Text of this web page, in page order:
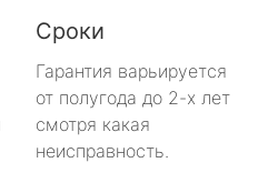
Сроки
Гарантия варьируется
от полугода до 2-х лет
смотря какая
неисправность.